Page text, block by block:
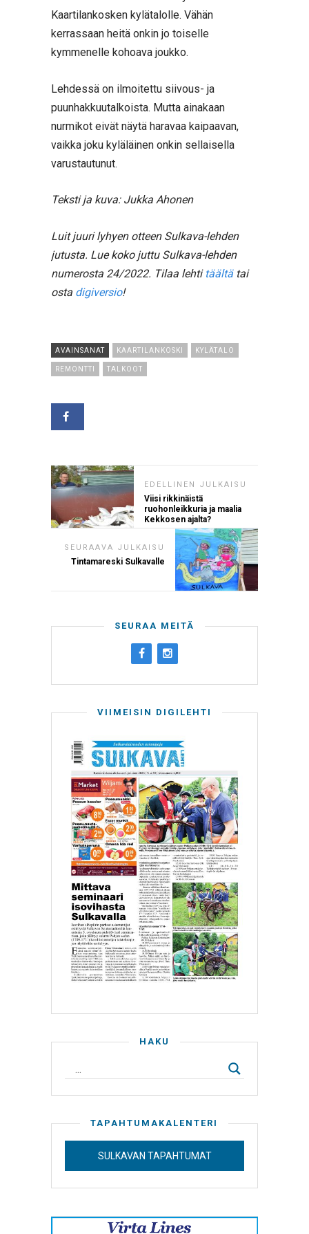
Kaartilankosken kylätalolle. Vähän
kerrassaan heitä onkin jo toiselle
kymmenelle kohoava joukko.
Lehdessä on ilmoitettu siivous- ja
puunhakkuutalkoista. Mutta ainakaan
nurmikot eivät näytä haravaa kaipaavan,
vaikka joku kyläläinen onkin sellaisella
varustautunut.
Teksti ja kuva: Jukka Ahonen
Luit juuri lyhyen otteen Sulkava-lehden
jutusta. Lue koko juttu Sulkava-lehden
numerosta 24/2022. Tilaa lehti täältätai
osta digiversio!
AVAINSANAT KAARTILANKOSKI KYLÄTALO
REMONTTI TALKOOT
EDELLINEN JULKAISU
Viisi rikkinäistä
ruohonleikkuria ja maalia
Kekkosen ajalta?
SEURAAVA JULKAISU
Tintamareski Sulkavalle
SEURAA MEITÄ
VIIMEISIN DIGILEHTI
HAKU
TAPAHTUMAKALENTERI
SULKAVAN TAPAHTUMAT